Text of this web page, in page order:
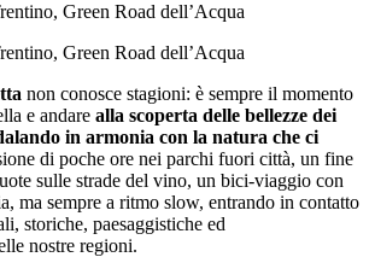
Green Road dell’Acqua
Green Road dell’Acqua
non conosce stagioni: è sempre il momento
e andare alla scoperta delle bellezze dei
in armonia con la natura che ci
di poche ore nei parchi fuori città, un fine
sulle strade del vino, un bici-viaggio con
ma sempre a ritmo slow, entrando in contatto
storiche, paesaggistiche ed
nostre regioni.